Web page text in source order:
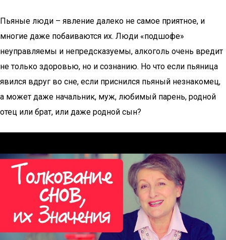
Пьяные люди – явление далеко не самое приятное, и
многие даже побаиваются их. Люди «подшофе»
неуправляемы и непредсказуемы, алкоголь очень вредит
не только здоровью, но и сознанию. Но что если пьяница
явился вдруг во сне, если приснился пьяный незнакомец,
а может даже начальник, муж, любимый парень, родной
отец или брат, или даже родной сын?